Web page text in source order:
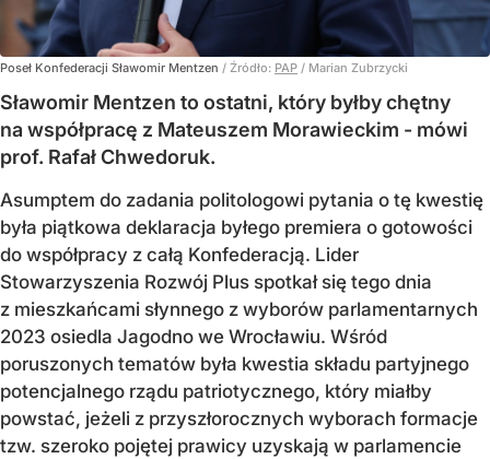
Poseł Konfederacji Sławomir Mentzen / Źródło: PAP / Marian Zubrzycki
Sławomir Mentzen to ostatni, który byłby chętny
na współpracę z Mateuszem Morawieckim - mówi
prof. Rafał Chwedoruk.
Asumptem do zadania politologowi pytania o tę kwestię
była piątkowa deklaracja byłego premiera o gotowości
do współpracy z całą Konfederacją. Lider
Stowarzyszenia Rozwój Plus spotkał się tego dnia
z mieszkańcami słynnego z wyborów parlamentarnych
2023 osiedla Jagodno we Wrocławiu. Wśród
poruszonych tematów była kwestia składu partyjnego
potencjalnego rządu patriotycznego, który miałby
powstać, jeżeli z przyszłorocznych wyborach formacje
tzw. szeroko pojętej prawicy uzyskają w parlamencie